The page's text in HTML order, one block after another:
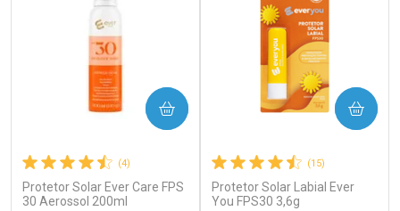
(4)
Protetor Solar Ever Care FPS
30 Aerossol 200ml
COMPRAR
(15)
Protetor Solar Labial Ever
You FPS30 3,6g
COMPRAR